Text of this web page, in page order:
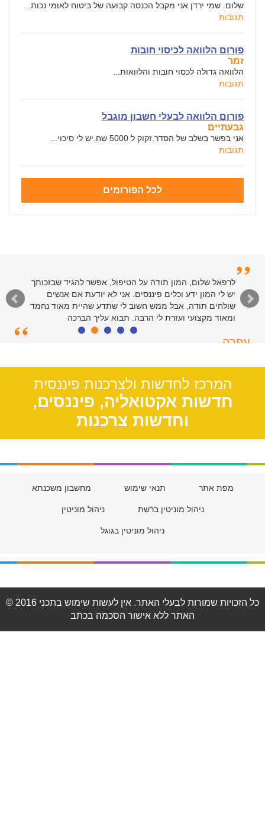
שלום. שמי ירדן אני מקבל הכנסה קבועה של ביטוח לאומי נכות...
תגובות
פורום הלוואה לכיסוי חובות
זמר
הלוואה גדולה לכסוי חובות והלוואות...
תגובות
פורום הלוואה לבעלי חשבון מוגבל
גבעתיים
אני בפשר בשלב של הסדר.זקוק ל 5000 שח.יש לי סיכוי...
תגובות
לכל הפורומים
לרפאל שלום, המון תודה על הטיפול, אפשר להגיד שבזכותך
יש לי המון ידע וכלים פיננסים. אני לא יודעת אם אנשים
שולחים תודה, אבל ממש חשוב לי שתדע שהיית מאוד נחמד
ומאוד מקצועי ועזרת לי הרבה. תבוא עליך הברכה
עפרה
המרכז לחדשות ולצרכנות פיננסית
חדשות אקטואליה, פיננסים,
וחדשות צרכנות
מפת אתר תנאי שימוש מחשבון משכנתא
ניהול מוניטין ברשת ניהול מוניטין
ניהול מוניטין בגוגל
© 2016 כל הזכויות שמורות לבעלי האתר. אין לעשות שימוש בתכני
האתר ללא אישור הסכמה בכתב